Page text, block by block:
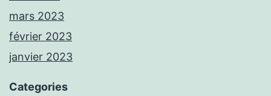
mars 2023
février 2023
janvier 2023
Categories